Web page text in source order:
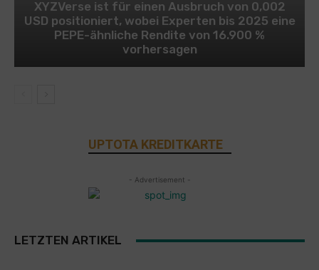
XYZVerse ist für einen Ausbruch von 0,002
USD positioniert, wobei Experten bis 2025 eine
PEPE-ähnliche Rendite von 16.900 %
vorhersagen
UPTOTA KREDITKARTE
- Advertisement -
LETZTEN ARTIKEL